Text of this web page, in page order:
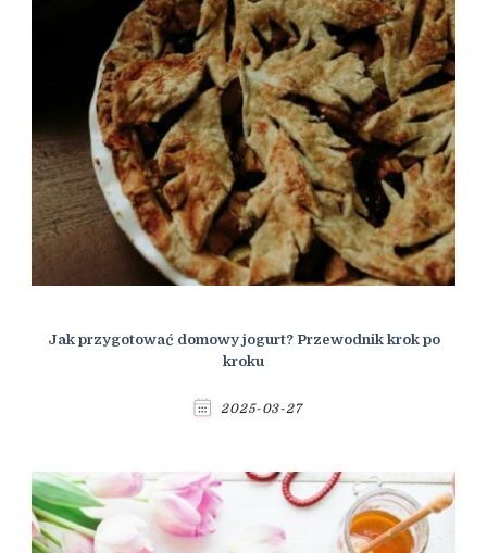
Jak przygotować domowy jogurt? Przewodnik krok po
kroku
2025-03-27